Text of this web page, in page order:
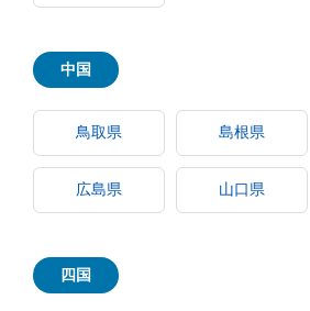
中国
鳥取県 島根県
広島県 山口県
四国